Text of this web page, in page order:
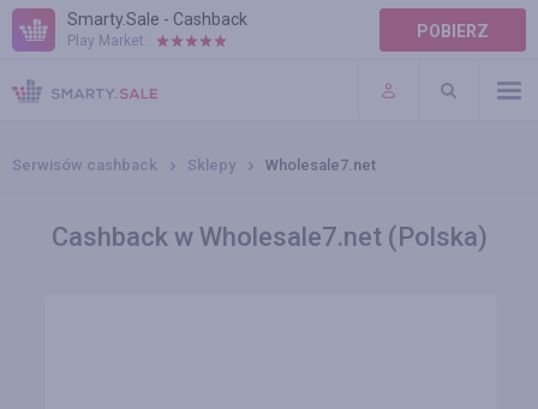
Smarty.Sale - Cashback
Play Market: POBIERZ
POMOC
WARUNKI
Serwisów cashback Sklepy Wholesale7.net
Cashback w Wholesale7.net (Polska)